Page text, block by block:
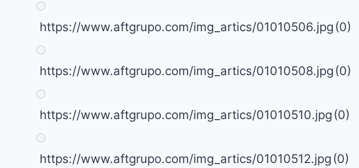
https://www.aftgrupo.com/img_artics/01010506.jpg (0)
https://www.aftgrupo.com/img_artics/01010508.jpg (0)
https://www.aftgrupo.com/img_artics/01010510.jpg (0)
https://www.aftgrupo.com/img_artics/01010512.jpg (0)